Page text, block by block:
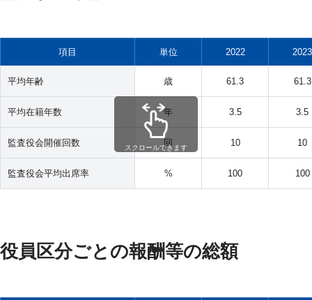
項目 単位 2022 2023
平均年齢 歳 61.3 61.3
平均在籍年数 年 3.5 3.5
監査役会開催回数 回 10 10
監査役会平均出席率 % 100 100
スクロールできます
役員区分ごとの報酬等の総額